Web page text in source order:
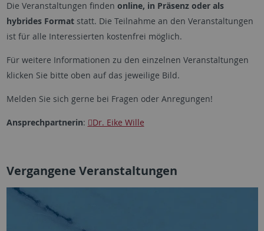
Die Veranstaltungen finden online, in Präsenz oder als
hybrides Formatstatt. Die Teilnahme an den Veranstaltungen
ist für alle Interessierten kostenfrei möglich.
Für weitere Informationen zu den einzelnen Veranstaltungen
klicken Sie bitte oben auf das jeweilige Bild.
Melden Sie sich gerne bei Fragen oder Anregungen!
Ansprechpartnerin: Dr. Eike Wille
Vergangene Veranstaltungen